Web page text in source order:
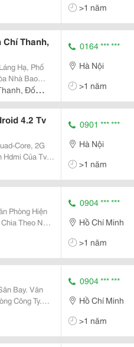
>1 năm
Chí Thanh,
Hạ, Phố
Nhà Bao
HàngĐống
0164 *** ***
Hà Nội
>1 năm
4.2 Tv
Core, 2G
Hdmi Của Tv,
Có Thể
0901 *** ***
Hà Nội
>1 năm
0904 *** ***
Hồ Chí Minh
>1 năm
Văn
Công Ty.
0904 *** ***
Hồ Chí Minh
>1 năm